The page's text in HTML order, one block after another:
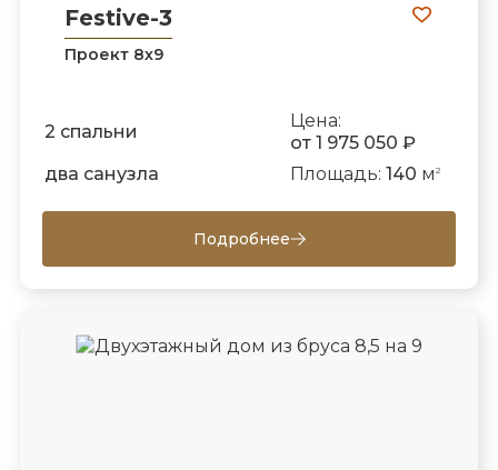
Festive-3
Проект 8х9
2 спальни
Цена:
от 1 975 050 ₽
два санузла
Площадь: 140 м 2
Подробнее